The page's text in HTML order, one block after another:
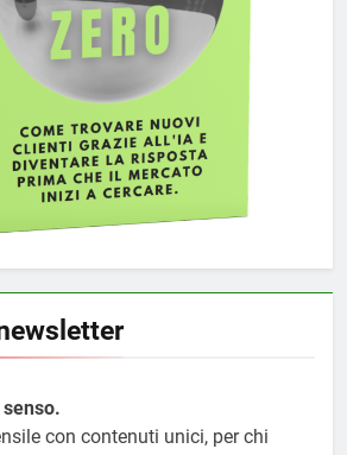
con contenuti unici, per chi